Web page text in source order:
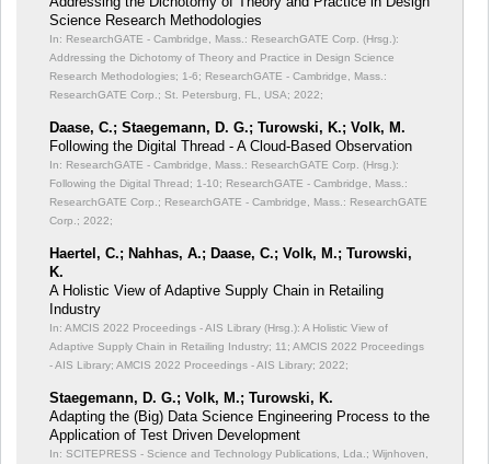
Science Research Methodologies
In: ResearchGATE - Cambridge, Mass.: ResearchGATE Corp. (Hrsg.):
Addressing the Dichotomy of Theory and Practice in Design Science
Research Methodologies; 1-6; ResearchGATE - Cambridge, Mass.:
ResearchGATE Corp.; St. Petersburg, FL, USA; 2022;
Daase, C.; Staegemann, D. G.; Turowski, K.; Volk, M.
Following the Digital Thread - A Cloud-Based Observation
In: ResearchGATE - Cambridge, Mass.: ResearchGATE Corp. (Hrsg.):
Following the Digital Thread; 1-10; ResearchGATE - Cambridge, Mass.:
ResearchGATE Corp.; ResearchGATE - Cambridge, Mass.: ResearchGATE
Corp.; 2022;
Haertel, C.; Nahhas, A.; Daase, C.; Volk, M.; Turowski,
K.
A Holistic View of Adaptive Supply Chain in Retailing
Industry
In: AMCIS 2022 Proceedings - AIS Library (Hrsg.): A Holistic View of
Adaptive Supply Chain in Retailing Industry; 11; AMCIS 2022 Proceedings
- AIS Library; AMCIS 2022 Proceedings - AIS Library; 2022;
Staegemann, D. G.; Volk, M.; Turowski, K.
Adapting the (Big) Data Science Engineering Process to the
Application of Test Driven Development
In: SCITEPRESS - Science and Technology Publications, Lda.; Wijnhoven,